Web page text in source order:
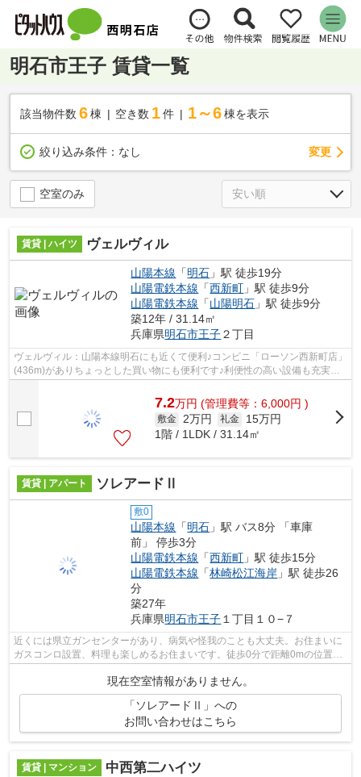
明石市王子 賃貸一覧
該当物件数 6棟 空き数 1 件 1～6 棟を表示
絞り込み条件： なし 変更
空室のみ
賃貸 | ハイツ ヴェルヴィル
山陽本線 「明石 」駅 徒歩19分
山陽電鉄本線 「西新町 」駅 徒歩9分
山陽電鉄本線 「山陽明石 」駅 徒歩9分
築12年 / 31.14㎡
兵庫県明石市王子２丁目
ヴェルヴィル：山陽本線明石にも近くて便利♪コンビニ「ローソン西新町店」
(436m)がありちょっとした買い物にも便利です♪利便性の高い設備も充実し
た、高ニーズな平成25年築の物件です♪...
7.2万円 (管理費等：6,000円 )
敷金 2万円 礼金
15万円
1階 / 1LDK / 31.14㎡
賃貸 | アパート ソレアードⅡ
敷0
山陽本線 「明石 」駅 バス8分 「車庫
前」 停歩3分
山陽電鉄本線 「西新町 」駅 徒歩15分
山陽電鉄本線 「林崎松江海岸 」駅 徒歩26
分
築27年
兵庫県明石市王子 １丁目１０−７
近くには県立ガンセンターがあり、病気や怪我のことも大丈夫。お住まいに
ガスコンロ設置、料理も楽しめるお住まいです。徒歩0分で距離0mの位置
に、駐車スペースがあります。専有面積も...
現在空室情報がありません。
「ソレアードⅡ」への
お問い合わせはこちら
賃貸 | マンション 中西第二ハイツ